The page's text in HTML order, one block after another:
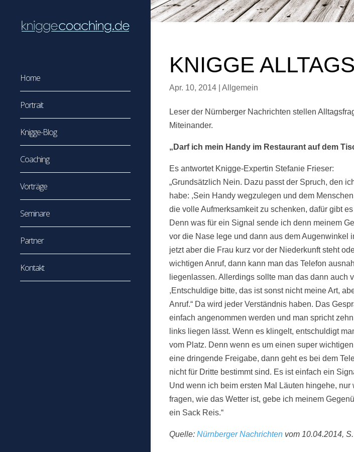
Home
Portrait
Knigge-Blog
Coaching
Vorträge
Seminare
Partner
Kontakt
KNIGGE
Apr. 10, 2014| Allgemein
Leser der Nürnberger Nachrichten stellen
Miteinander.
„Darf ich mein Handy im Restaurant auf dem
Es antwortet Knigge-Expertin Stefanie Frieser:
„Grundsätzlich Nein. Dazu passt der Spruch, den
habe: ,Sein Handy wegzulegen und dem
die volle Aufmerksamkeit zu schenken, dafür gibt
Denn was für ein Signal sende ich denn meinem
vor die Nase lege und dann aus dem Augenwinkel
jetzt aber die Frau kurz vor der Niederkunft steht
wichtigen Anruf, dann kann man das Telefon
liegenlassen. Allerdings sollte man das dann auch
,Entschuldige bitte, das ist sonst nicht meine Art,
Anruf.“ Da wird jeder Verständnis haben. Das
einfach angenommen werden und man spricht
links liegen lässt. Wenn es klingelt, entschuldigt
vom Platz. Denn wenn es um einen super
eine dringende Freigabe, dann geht es bei dem
nicht für Dritte bestimmt sind. Es ist einfach ein
Und wenn ich beim ersten Mal Läuten hingehe, nur
fragen, wie das Wetter ist, gebe ich meinem
ein Sack Reis.“
Quelle: Nürnberger Nachrichtenvom 10.04.2014,